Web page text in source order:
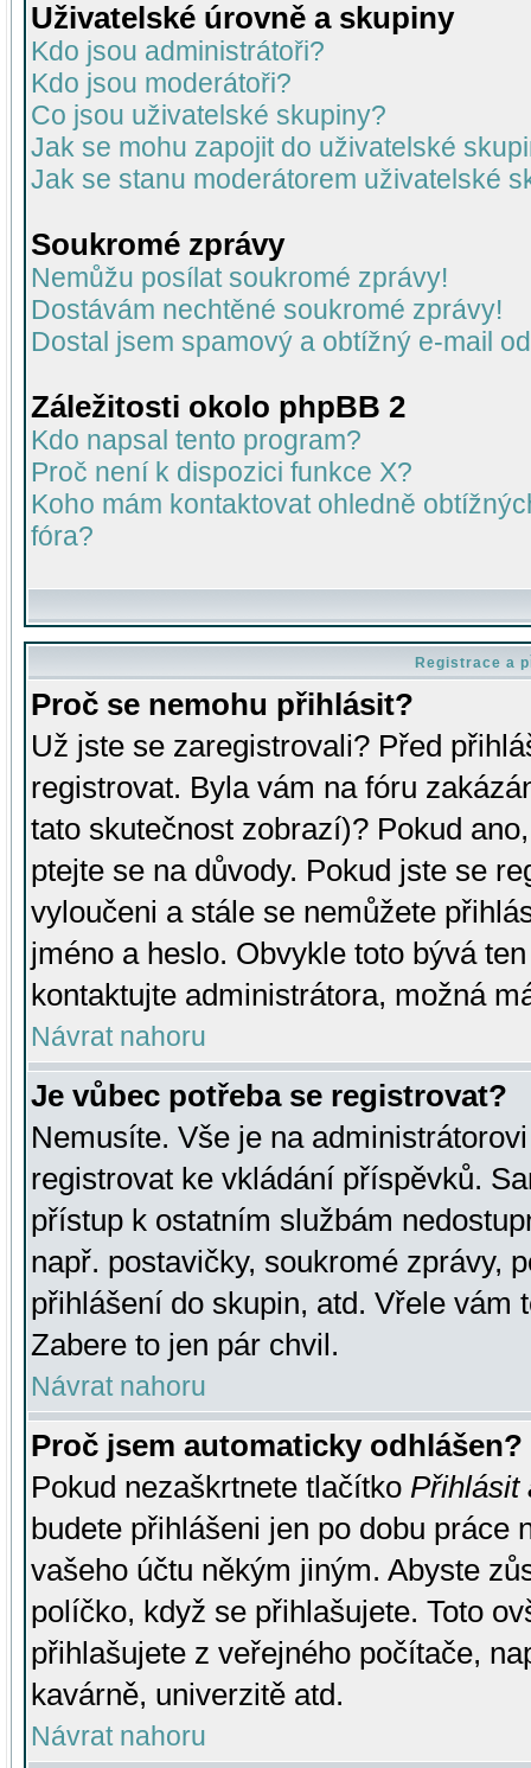
Uživatelské úrovně a skupiny
Kdo jsou administrátoři?
Kdo jsou moderátoři?
Co jsou uživatelské skupiny?
Jak se mohu zapojit do uživatelské
Jak se stanu moderátorem uživatelské
Soukromé zprávy
Nemůžu posílat soukromé zprávy!
Dostávám nechtěné soukromé zprávy!
Dostal jsem spamový a obtížný e-mail
Záležitosti okolo phpBB 2
Kdo napsal tento program?
Proč není k dispozici funkce X?
Koho mám kontaktovat ohledně
fóra?
Registrace a
Proč se nemohu přihlásit?
Už jste se zaregistrovali? Před
registrovat. Byla vám na fóru
tato skutečnost zobrazí)? Pokud
ptejte se na důvody. Pokud jste se
vyloučeni a stále se nemůžete
jméno a heslo. Obvykle toto bývá
kontaktujte administrátora, možná
Návrat nahoru
Je vůbec potřeba se registrovat?
Nemusíte. Vše je na
registrovat ke vkládání příspěvků.
přístup k ostatním službám
např. postavičky, soukromé zprávy,
přihlášení do skupin, atd. Vřele vám
Zabere to jen pár chvil.
Návrat nahoru
Proč jsem automaticky odhlášen?
Pokud nezaškrtnete tlačítko Přihlásit
budete přihlášeni jen po dobu práce
vašeho účtu někým jiným. Abyste
políčko, když se přihlašujete. Toto
přihlašujete z veřejného počítače,
kavárně, univerzitě atd.
Návrat nahoru